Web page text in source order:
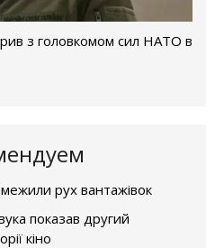
з головкомом сил НАТО в
рух вантажівок
показав другий
кіно